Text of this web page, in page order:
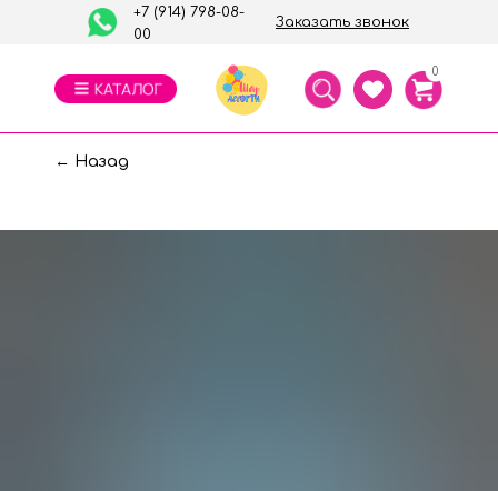
Заказать звонок
+7 (914) 798-08-
00
0
← Назад